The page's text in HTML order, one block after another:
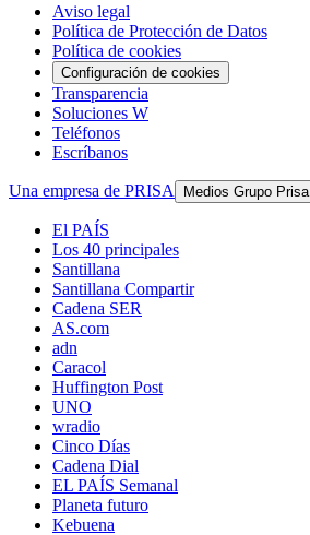
Aviso legal
Política de Protección de Datos
Política de cookies
Configuración de cookies
Transparencia
Soluciones W
Teléfonos
Escríbanos
Una empresa de PRISA Medios Grupo Prisa
El PAÍS
Los 40 principales
Santillana
Santillana Compartir
Cadena SER
AS.com
adn
Caracol
Huffington Post
UNO
wradio
Cinco Días
Cadena Dial
EL PAÍS Semanal
Planeta futuro
Kebuena